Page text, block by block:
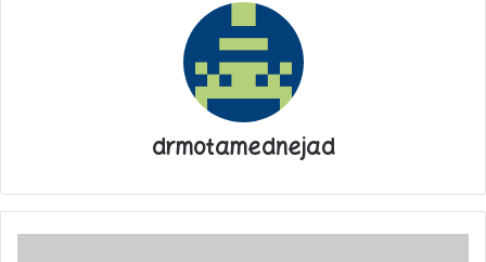
drmotamednejad